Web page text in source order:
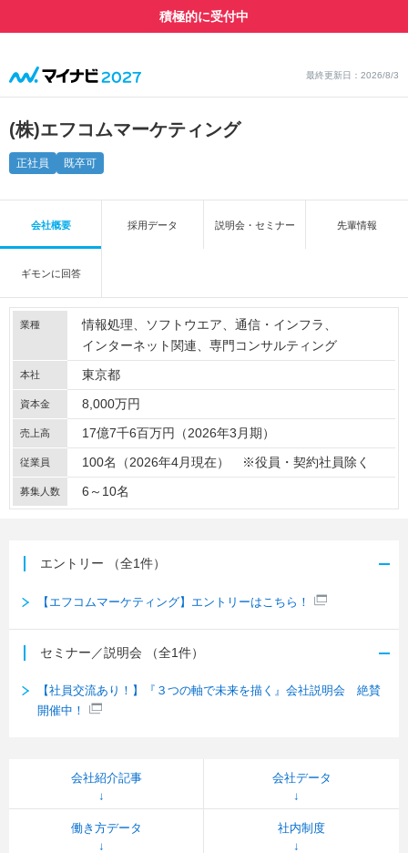
最終更新日：2026/8/3
(株)エフコムマーケティング
正社員 既卒可
積極的に受付中
会社概要 採用データ 説明会・セミナー 先輩情報
ギモンに回答
業種 情報処理 ソフトウエア
通信・インフラ
インターネット関連
専門コンサルティング
本社 東京都
資本金 8,000万円
売上高 17億7千6百万円（2026年3月期）
従業員 100名（2026年4月現在） ※役員・契約社員除く
募集人数 6～10名
エントリー （全1件）
【エフコムマーケティング】エントリーはこちら！
セミナー／説明会 （全1件）
【社員交流あり！】『３つの軸で未来を描く』会社説明会 絶賛
開催中！
会社紹介記事 会社データ
働き方データ 社内制度